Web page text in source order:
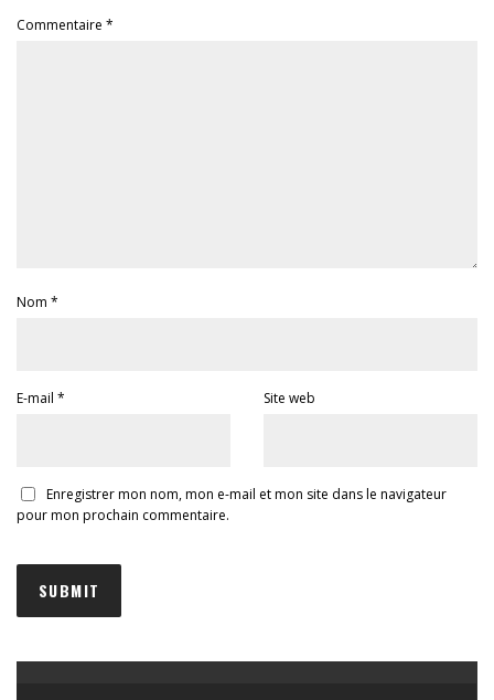
Commentaire *
Nom *
E-mail * Site web
Enregistrer mon nom, mon e-mail et mon site dans le navigateur
pour mon prochain commentaire.